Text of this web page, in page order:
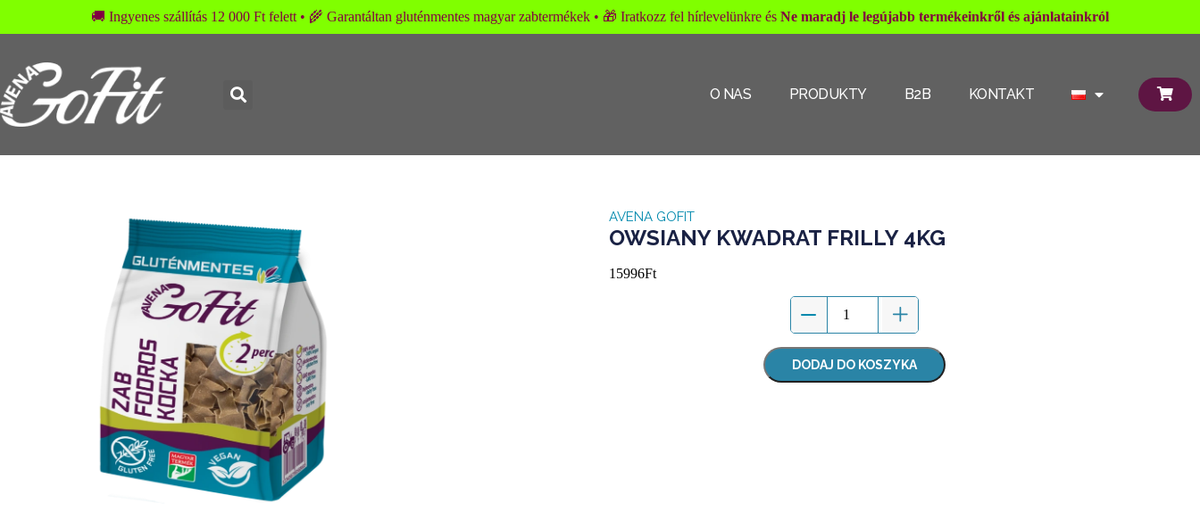
🚚 Ingyenes szállítás 12 000 Ft felett • 🌾 Garantáltan gluténmentes magyar zabtermékek • 🎁 Iratkozz fel hírlevelünkre és Ne maradj le legújabb termékeinkről és ajánlatainkról
O NAS PRODUKTY B2B KONTAKT
AVENA GOFIT
OWSIANY KWADRAT FRILLY 4KG
15996Ft
DODAJ DO KOSZYKA